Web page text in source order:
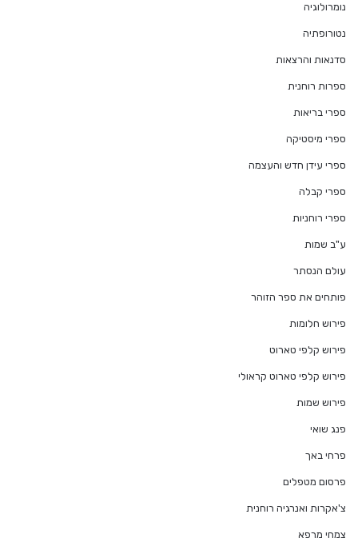
נומרולוגיה
נטורופתיה
סדנאות והרצאות
ספרות רוחנית
ספרי בריאות
ספרי מיסטיקה
ספרי עידן חדש והעצמה
ספרי קבלה
ספרי רוחניות
ע"ב שמות
עולם הנסתר
פותחים את ספר הזוהר
פירוש חלומות
פירוש קלפי טארוט
פירוש קלפי טארוט קראולי
פירוש שמות
פנג שואי
פרחי באך
פרסום מטפלים
צ'אקרות ואנרגיה רוחנית
צמחי מרפא